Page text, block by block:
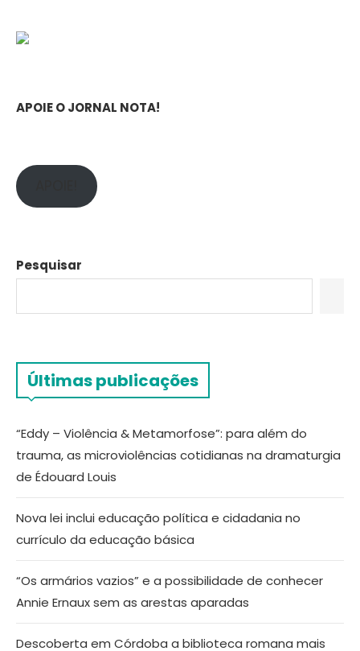
APOIE O JORNAL NOTA!
Pesquisar
Últimas publicações
“Eddy – Violência & Metamorfose”: para além do
trauma, as microviolências cotidianas na dramaturgia
de Édouard Louis
Nova lei inclui educação política e cidadania no
currículo da educação básica
“Os armários vazios” e a possibilidade de conhecer
Annie Ernaux sem as arestas aparadas
Descoberta em Córdoba a biblioteca romana mais